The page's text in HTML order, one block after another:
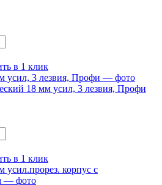
18 мм усил, 3 лезвия, Профи